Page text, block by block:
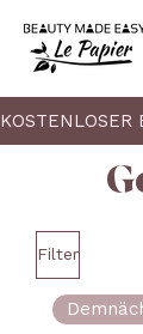
KOSTENLOSER
Filter